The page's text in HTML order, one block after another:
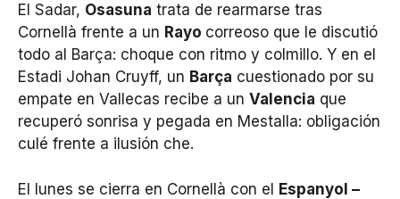
El Sadar, Osasuna trata de rearmarse tras
Cornellà frente a un Rayo correoso que le discutió
todo al Barça: choque con ritmo y colmillo. Y en el
Estadi Johan Cruyff, un Barça cuestionado por su
empate en Vallecas recibe a un Valencia que
recuperó sonrisa y pegada en Mestalla: obligación
culé frente a ilusión che.
El lunes se cierra en Cornellà con el Espanyol –